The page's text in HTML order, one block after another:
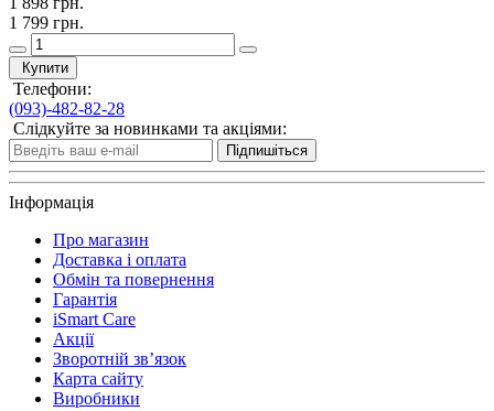
1 799 грн.
Купити
Телефони:
(093)-482-82-28
Слідкуйте за новинками та акціями:
Підпишіться
Інформація
Про магазин
Доставка і оплата
Обмін та повернення
Гарантія
iSmart Care
Акції
Зворотній зв’язок
Карта сайту
Виробники